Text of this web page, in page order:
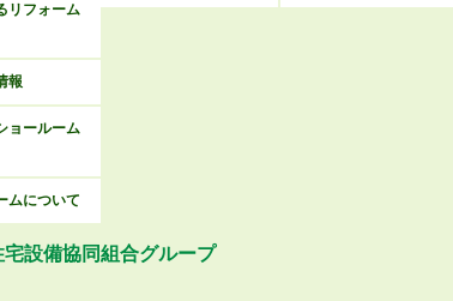
リフォーム
報
ョールーム
ムについて
宅設備協同組合グループ